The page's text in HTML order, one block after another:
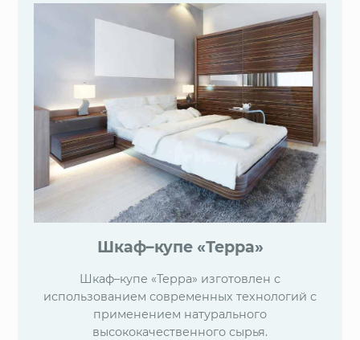
Шкаф–купе «Терра»
Шкаф–купе «Терра» изготовлен с
использованием современных технологий с
применением натурального
высококачественного сырья.